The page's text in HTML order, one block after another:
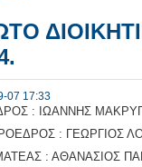
07 17:33
: ΙΩΑΝΝΗΣ
: ΓΕΩΡΓΙΟΣ
: ΑΘΑΝΑΣΙΟΣ